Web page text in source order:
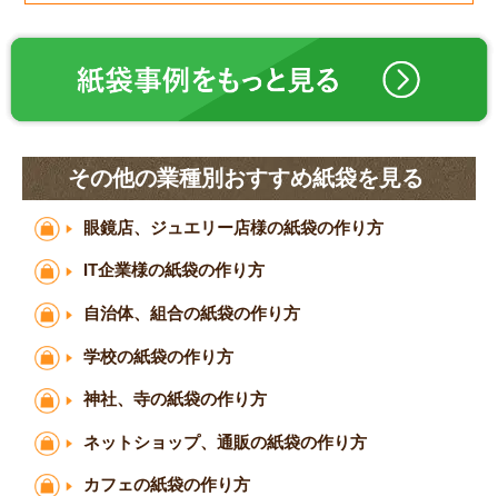
その他の業種別おすすめ紙袋を見る
眼鏡店、ジュエリー店様の紙袋の作り方
IT企業様の紙袋の作り方
自治体、組合の紙袋の作り方
学校の紙袋の作り方
神社、寺の紙袋の作り方
ネットショップ、通販の紙袋の作り方
カフェの紙袋の作り方